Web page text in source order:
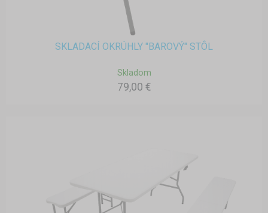
SKLADACÍ OKRÚHLY "BAROVÝ" STÔL
Skladom
79,00 €